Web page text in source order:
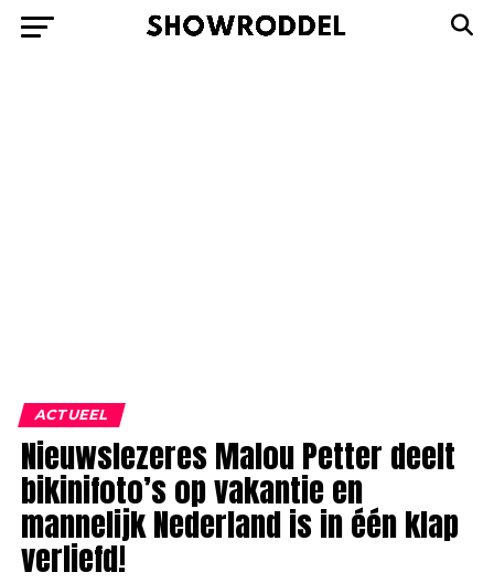
ACTUEEL
Nieuwslezeres Malou Petter deelt
bikinifoto’s op vakantie en
mannelijk Nederland is in één klap
verliefd!